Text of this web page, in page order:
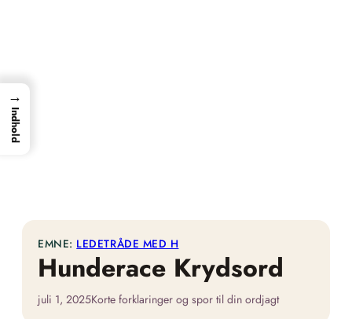
EMNE: LEDETRÅDE MED H
Hunderace Krydsord
juli 1, 2025Korte forklaringer og spor til din ordjagt
→
Indhold